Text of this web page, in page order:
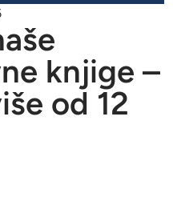
knjige –
od 12